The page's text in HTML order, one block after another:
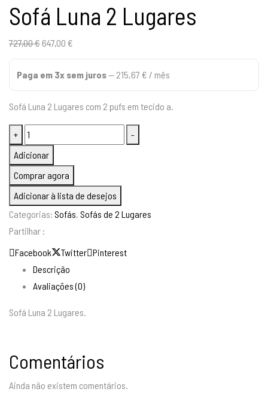
Sofá Luna 2 Lugares
727,00€ O
original
727,00 €.
647,00 €
atual
647,00 €.
Paga em 3x sem juros— 215,67 € / mês
Sofá Luna 2 Lugares com 2 pufs em tecido a.
+
Quantidade
de
Sofá
Luna
2
Lugares
-
Adicionar
Comprar agora
Adicionar à lista de desejos
Categorias: Sofás, Sofás de 2 Lugares
Partilhar :
Facebook
Twitter Pinterest
Descrição
Avaliações (0)
Sofá Luna 2 Lugares.
Comentários
Ainda não existem comentários.